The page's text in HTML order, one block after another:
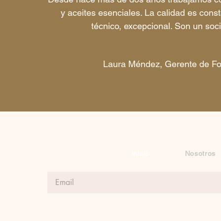
y aceites esenciales. La calidad es
técnico, excepcional. Son un
Laura Méndez, Gerente de
Nosotros